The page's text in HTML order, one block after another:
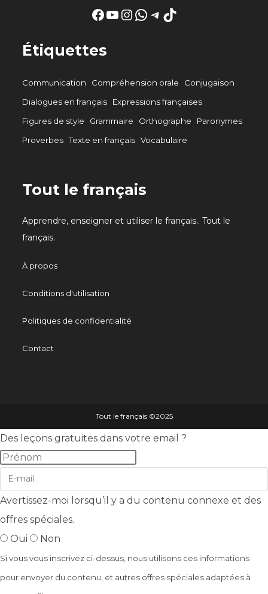
Facebook
YouTube
Instagram
WhatsApp
Telegram
TikTok
Étiquettes
Communication Compréhension orale
Conjugaison
Dialogues en français
Expressions françaises
Figures de style
Grammaire Orthographe
Paronymes
Proverbes Texte en français Vocabulaire
Tout le français
Apprendre, enseigner et utiliser le français.. Tout le
français.
À propos
Conditions d'utilisation
Politiques de confidentialité
Contact
Tout le français ©️2025
Des leçons gratuites dans votre email ?
Avertissez-moi lorsqu’il y a du contenu connexe et des
offres spéciales.
Oui
Non
Si vous vous inscrivez ci-dessus, nous utilisons ces informations
pour envoyer du contenu, et autres offres spéciales adaptées à